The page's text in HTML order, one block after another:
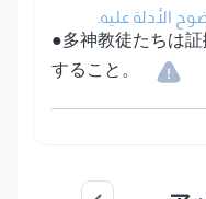
الأدلة عليه.
●多神教徒たちは
すること。